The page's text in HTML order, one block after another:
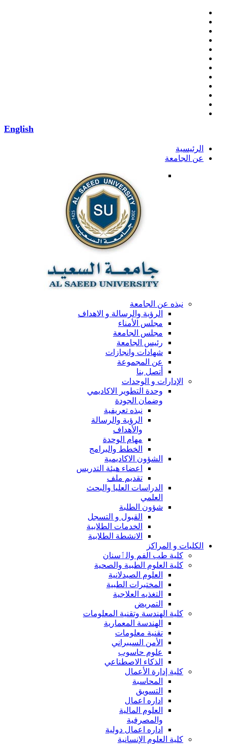
English
الرئيسية
عن الجامعة
نبذه عن الجامعة
الرؤية والرسالة و الاهداف
مجلس الأمناء
مجلس الجامعة
رئيس الجامعة
شهادات وانجازات
عن المجموعة
أتصل بنا
الإدارات و الوحدات
وحدة التطوير الاكاديمي
وضمان الجودة
نبذه تعريفية
الرؤية والرسالة
والأهداف
مهام الوحدة
الخطط والبرامج
الشؤون الاكاديمية
اعضاء هيئة التدريس
تقديم ملف
الدراسات العليا والبحث
العلمي
شؤون الطلبة
القبول و التسجل
الخدمات الطلابية
الانشطة الطلابية
الكليات و المراكز
كلية طب الفم والٲسنان
كلية العلوم الطبية والصحية
العلوم الصيدلانية
المختبرات الطبية
التغذيه العلاجية
التمريض
كلية الهندسة وتقنية المعلومات
الهندسة المعمارية
تقنية معلومات
الأمن السيبراني
علوم حاسوب
الذكاء الاصطناعي
كلية إدارة الأعمال
المحاسبة
التسويق
اداره اعمال
العلوم المالية
والمصرفية
اداره اعمال دولية
كلية العلوم الإنسانية